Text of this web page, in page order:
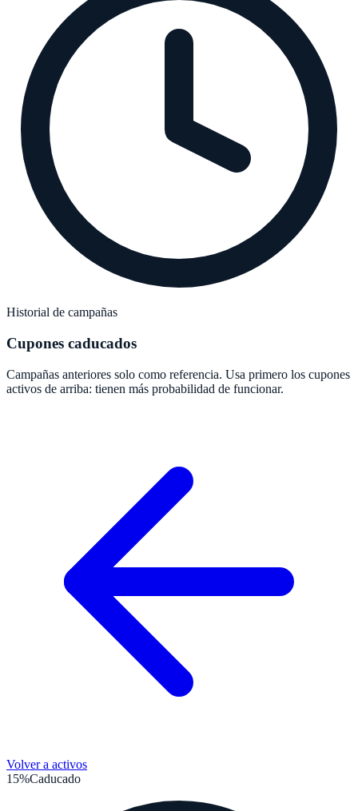
Historial de campañas
Cupones caducados
Campañas anteriores solo como referencia. Usa primero los cupones
activos de arriba: tienen más probabilidad de funcionar.
Volver a activos
15%Caducado